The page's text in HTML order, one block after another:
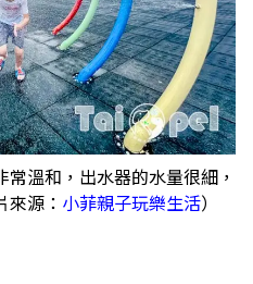
溫和，出水器的水量很細，
源： 小菲親子玩樂生活）